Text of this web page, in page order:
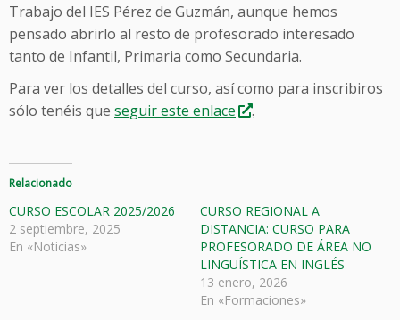
Trabajo del IES Pérez de Guzmán, aunque hemos
pensado abrirlo al resto de profesorado interesado
tanto de Infantil, Primaria como Secundaria.
Para ver los detalles del curso, así como para inscribiros
sólo tenéis que seguir este enlace .
Relacionado
CURSO ESCOLAR 2025/2026
2 septiembre, 2025
En «Noticias»
CURSO REGIONAL A
DISTANCIA: CURSO PARA
PROFESORADO DE ÁREA NO
LINGÜÍSTICA EN INGLÉS
13 enero, 2026
En «Formaciones»